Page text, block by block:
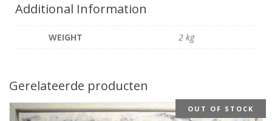
Additional Information
WEIGHT 2 kg
Gerelateerde producten
OUT OF STOCK